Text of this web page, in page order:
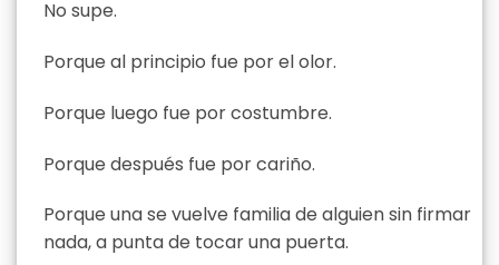
No supe.
Porque al principio fue por el olor.
Porque luego fue por costumbre.
Porque después fue por cariño.
Porque una se vuelve familia de alguien sin firmar
nada, a punta de tocar una puerta.